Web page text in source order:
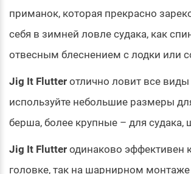
приманок, которая прекрасно
себя в зимней ловле судака, как
отвесным блеснением с лодки или
Jig It Flutter отлично ловит все
используйте небольшие размеры
берша, более крупные – для судака,
Jig It Flutter одинаково эффективен
головке, так на шарнирном монтаже